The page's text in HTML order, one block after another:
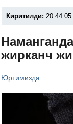
Киритилди: 20:44
жирканч
Юртимизда